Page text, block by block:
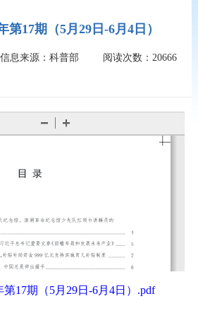
第17期（5月29日-6月4日）
信息来源：科普部 阅读次数： 20666
第17期（5月29日-6月4日）.pdf